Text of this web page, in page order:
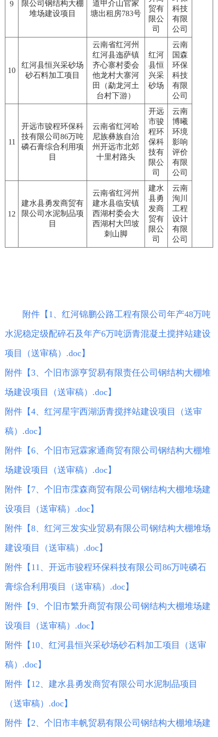
9
限公司钢结构大棚
堆场建设项目
道甲介山官家
塘出租房783号
贸有
限公
司
科技
有限
公司
10
红河县恒兴采砂场
砂石料加工项目
云南省红河州
红河县迤萨镇
齐心寨村委会
他龙村大寨河
田（勐龙河土
台村下游）
红河
县恒
兴采
砂场
云南
国森
环保
科技
有限
公司
11
开远市骏程环保科
技有限公司86万吨
磷石膏综合利用项
目
云南省红河哈
尼族彝族自治
州开远市北郊
十里村路头
开远
市骏
程环
保科
技有
限公
司
云南
博曦
环境
影响
评价
有限
公司
12
建水县勇发商贸有
限公司水泥制品项
目
云南省红河州
建水县临安镇
西湖村委会大
西湖村大凹坡
刺山脚
建水
县勇
发商
贸有
限公
司
云南
洵川
工程
设计
有限
公司
附件【 1、红河锦鹏公路工程有限公司年产48万吨
水泥稳定级配碎石及年产6万吨沥青混凝土搅拌站建设
项目（送审稿）.doc】
附件【3、个旧市源亨贸易有限责任公司钢结构大棚堆
场建设项目（送审稿）.doc】
附件【4、红河星宇西湖沥青搅拌站建设项目（送审
稿）.doc】
附件【6、个旧市冠霖家通商贸有限公司钢结构大棚堆
场建设项目（送审稿）.doc】
附件【 7、个旧市霂森商贸有限公司钢结构大棚堆场建
设项目（送审稿）.doc】
附件【8、红河三发实业贸易有限公司钢结构大棚堆场
建设项目（送审稿）.doc】
附件【 11、开远市骏程环保科技有限公司86万吨磷石
膏综合利用项目（送审稿）.doc】
附件【9、个旧市繁升商贸有限公司钢结构大棚堆场建
设项目（送审稿）.doc】
附件【 10、红河县恒兴采砂场砂石料加工项目（送审
稿）.doc】
附件【 12、建水县勇发商贸有限公司水泥制品项目
（送审稿）.doc】
附件【2、个旧市丰帆贸易有限公司钢结构大棚堆场建